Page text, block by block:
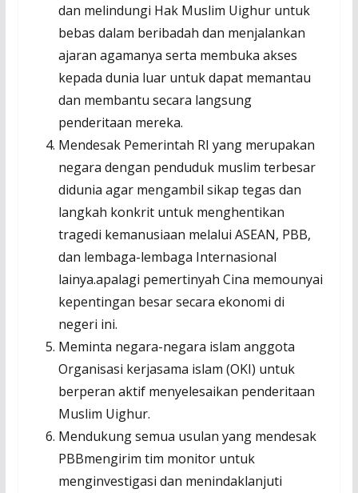
dan melindungi Hak Muslim Uighur untuk
bebas dalam beribadah dan menjalankan
ajaran agamanya serta membuka akses
kepada dunia luar untuk dapat memantau
dan membantu secara langsung
penderitaan mereka.
Mendesak Pemerintah RI yang merupakan
negara dengan penduduk muslim terbesar
didunia agar mengambil sikap tegas dan
langkah konkrit untuk menghentikan
tragedi kemanusiaan melalui ASEAN, PBB,
dan lembaga-lembaga Internasional
lainya.apalagi pemertinyah Cina memounyai
kepentingan besar secara ekonomi di
negeri ini.
Meminta negara-negara islam anggota
Organisasi kerjasama islam (OKI) untuk
berperan aktif menyelesaikan penderitaan
Muslim Uighur.
Mendukung semua usulan yang mendesak
PBBmengirim tim monitor untuk
menginvestigasi dan menindaklanjuti